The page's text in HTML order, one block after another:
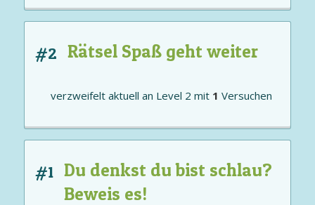
#2 Rätsel Spaß geht weiter
verzweifelt aktuell an Level 2 mit 1 Versuchen
#1 Du denkst du bist schlau?
Beweis es!